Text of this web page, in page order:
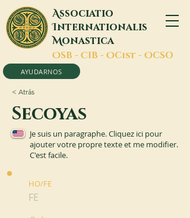
Associatio
Internationalis
Monastica
OSB - CIB - OCist - OCSO
AYUDARNOS
< Atrás
Secoyas
Je suis un paragraphe. Cliquez ici pour
ajouter votre propre texte et me modifier.
C'est facile.
HO/FE
FE